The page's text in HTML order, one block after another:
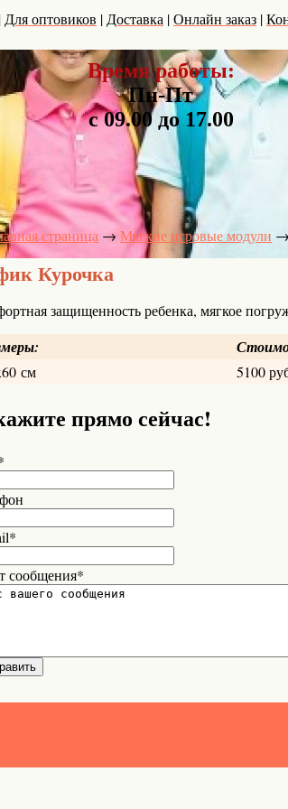
| Для оптовиков | Доставка | Онлайн заказ |
Время работы:
Пн-Пт
с 09.00 до 17.00
страница → Мягкие игровые модули →
Курочка
защищенность ребенка, мягкое
см 5100
прямо сейчас!
сообщения*